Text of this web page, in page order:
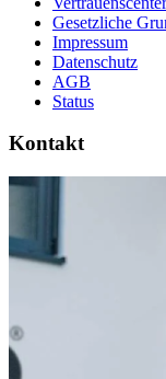
Gesetzliche
Impressum
Datenschutz
AGB
Status
Kontakt